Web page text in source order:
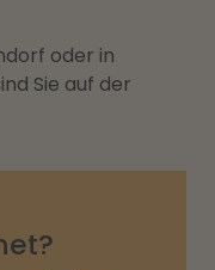
oder in
Sie auf der